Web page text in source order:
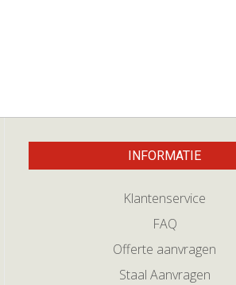
INFORMATIE
Klantenservice
FAQ
Offerte aanvragen
Staal Aanvragen